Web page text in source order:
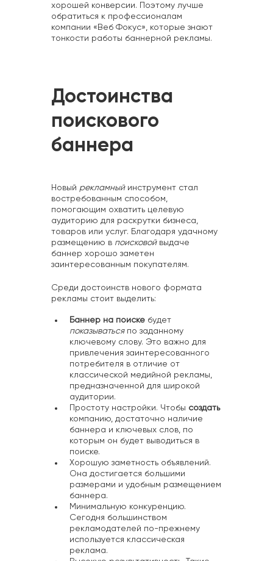
хорошей конверсии. Поэтому лучше
обратиться к профессионалам
компании «Веб Фокус», которые знают
тонкости работы баннерной рекламы.
Достоинства
поискового
баннера
Новый рекламныйинструмент стал
востребованным способом,
помогающим охватить целевую
аудиторию для раскрутки бизнеса,
товаров или услуг. Благодаря удачному
размещению в поисковойвыдаче
баннер хорошо заметен
заинтересованным покупателям.
Среди достоинств нового формата
рекламы стоит выделить:
Баннер на поиске будет
показыватьсяпо заданному
ключевому слову. Это важно для
привлечения заинтересованного
потребителя в отличие от
классической медийной рекламы,
предназначенной для широкой
аудитории.
Простоту настройки. Чтобы создать
компанию, достаточно наличие
баннера и ключевых слов, по
которым он будет выводиться в
поиске.
Хорошую заметность объявлений.
Она достигается большими
размерами и удобным размещением
баннера.
Минимальную конкуренцию.
Сегодня большинством
рекламодателей по-прежнему
используется классическая
реклама.